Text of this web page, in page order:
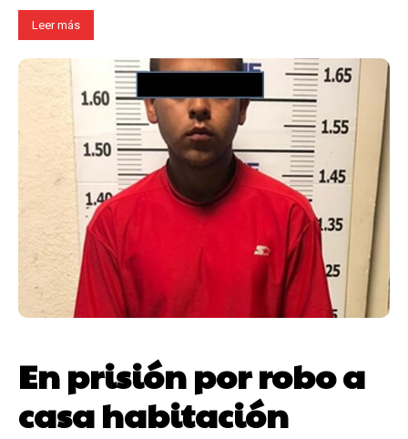
Leer más
En prisión por robo a
casa habitación